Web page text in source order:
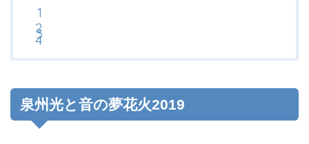
泉州光と音の夢花火2019